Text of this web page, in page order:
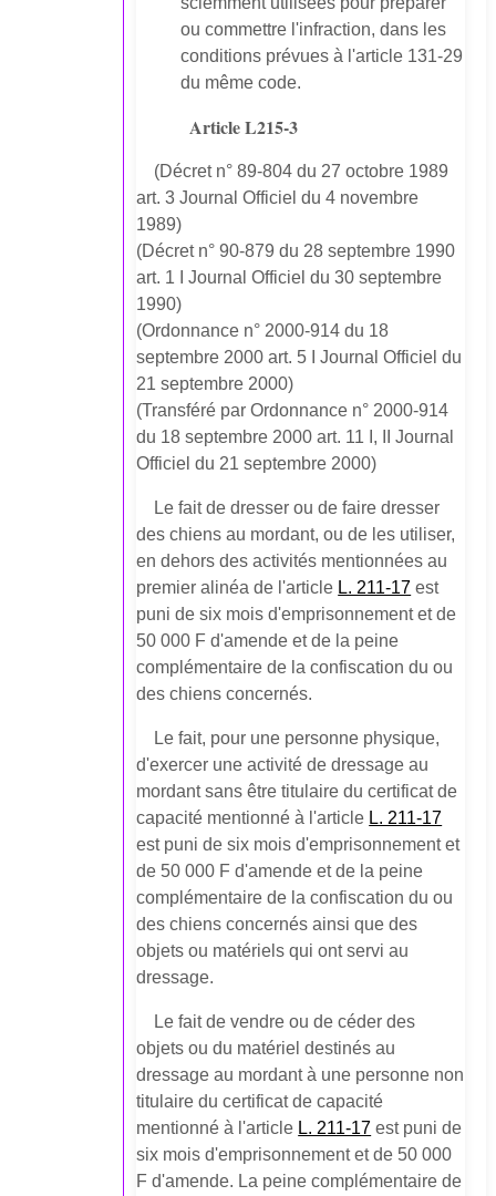
ou commettre l'infraction, dans les
conditions prévues à l'article 131-29
du même code.
Article L215-3
(Décret n° 89-804 du 27 octobre 1989
art. 3 Journal Officiel du 4 novembre
1989)
(Décret n° 90-879 du 28 septembre 1990
art. 1 I Journal Officiel du 30 septembre
1990)
(Ordonnance n° 2000-914 du 18
septembre 2000 art. 5 I Journal Officiel du
21 septembre 2000)
(Transféré par Ordonnance n° 2000-914
du 18 septembre 2000 art. 11 I, II Journal
Officiel du 21 septembre 2000)
Le fait de dresser ou de faire dresser
des chiens au mordant, ou de les utiliser,
en dehors des activités mentionnées au
premier alinéa de l'article L. 211-17 est
puni de six mois d'emprisonnement et de
50 000 F d'amende et de la peine
complémentaire de la confiscation du ou
des chiens concernés.
Le fait, pour une personne physique,
d'exercer une activité de dressage au
mordant sans être titulaire du certificat de
capacité mentionné à l'article L. 211-17
est puni de six mois d'emprisonnement et
de 50 000 F d'amende et de la peine
complémentaire de la confiscation du ou
des chiens concernés ainsi que des
objets ou matériels qui ont servi au
dressage.
Le fait de vendre ou de céder des
objets ou du matériel destinés au
dressage au mordant à une personne non
titulaire du certificat de capacité
mentionné à l'article L. 211-17 est puni de
six mois d'emprisonnement et de 50 000
F d'amende. La peine complémentaire de